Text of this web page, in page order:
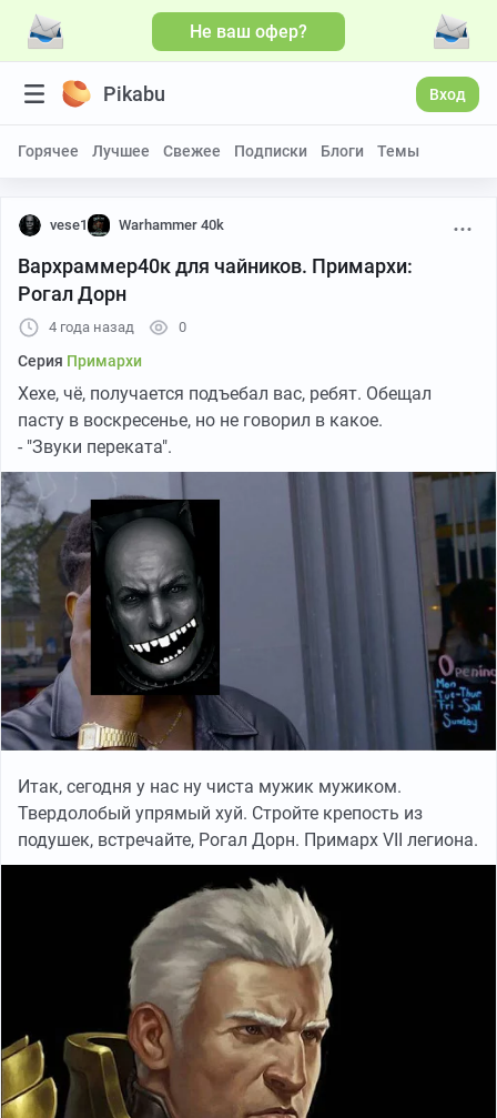
Не ваш офер?
Pikabu Вход
Горячее Лучшее Свежее Подписки Блоги Темы
vese1 Warhammer 40k
Вархраммер40к для чайников. Примархи:
Рогал Дорн
4 года назад 0
Серия Примархи
Хехе, чё, получается подъебал вас, ребят. Обещал
пасту в воскресенье, но не говорил в какое.
- "Звуки переката".
Итак, сегодня у нас ну чиста мужик мужиком.
Твердолобый упрямый хуй. Стройте крепость из
подушек, встречайте, Рогал Дорн. Примарх VII легиона.